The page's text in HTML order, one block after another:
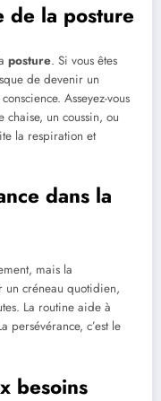
de la posture
posture. Si vous êtes
de devenir un
Asseyez-vous
un coussin, ou
la respiration et
dans la
mais la
un créneau quotidien,
La routine aide à
c’est le
besoins